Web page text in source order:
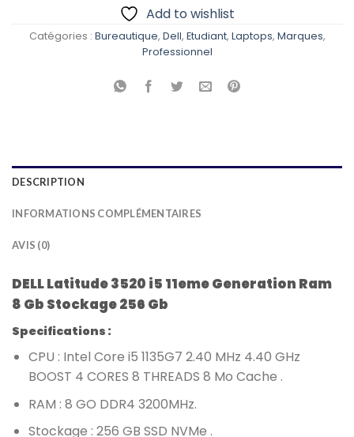
Add to wishlist
Catégories : Bureautique, Dell, Etudiant, Laptops, Marques,
Professionnel
DESCRIPTION
INFORMATIONS COMPLÉMENTAIRES
AVIS (0)
DELL Latitude 3520 i5 11eme Generation Ram
8 Gb Stockage 256 Gb
Specifications :
CPU : Intel Core i5 1135G7 2.40 MHz 4.40 GHz
BOOST 4 CORES 8 THREADS 8 Mo Cache .
RAM : 8 GO DDR4 3200MHz.
Stockage : 256 GB SSD NVMe .